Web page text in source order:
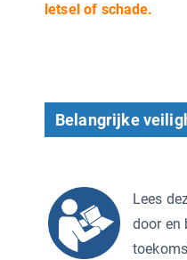
letsel of schade.
Belangrijke
Lees
door en